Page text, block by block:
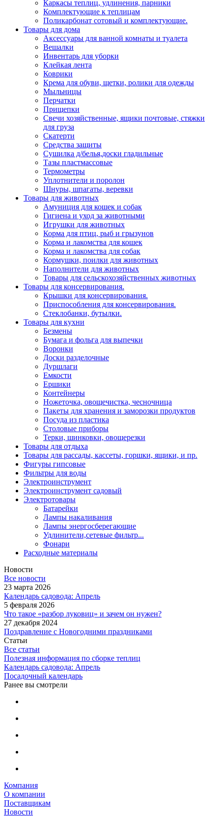
Каркасы теплиц, удлинения, парники
Комплектующие к теплицам
Поликарбонат сотовый и комплектующие.
Товары для дома
Аксессуары для ванной комнаты и туалета
Вешалки
Инвентарь для уборки
Клейкая лента
Коврики
Крема для обуви, щетки, ролики для одежды
Мыльницы
Перчатки
Прищепки
Свечи хозяйственные, ящики почтовые, стяжки
для груза
Скатерти
Средства защиты
Сушилка д/белья,доски гладильные
Тазы пластмассовые
Термометры
Уплотнители и поролон
Шнуры, шпагаты, веревки
Товары для животных
Амуниция для кошек и собак
Гигиена и уход за животными
Игрушки для животных
Корма для птиц, рыб и грызунов
Корма и лакомства для кошек
Корма и лакомства для собак
Кормушки, поилки для животных
Наполнители для животных
Товары для сельскохозяйственных животных
Товары для консервирования.
Крышки для консервирования.
Приспособления для консервирования.
Стеклобанки, бутылки.
Товары для кухни
Безмены
Бумага и фольга для выпечки
Воронки
Доски разделочные
Дуршлаги
Емкости
Ершики
Контейнеры
Ножеточка, овощечистка, чесночница
Пакеты для хранения и заморозки продуктов
Посуда из пластика
Столовые приборы
Терки, шинковки, овощерезки
Товары для отдыха
Товары для рассады, кассеты, горшки, ящики, и пр.
Фигуры гипсовые
Фильтры для воды
Электроинструмент
Электроинструмент садовый
Электротовары
Батарейки
Лампы накаливания
Лампы энергосберегающие
Удлинители,сетевые фильтр...
Фонари
Расходные материалы
Новости
Все новости
23 марта 2026
Календарь садовода: Апрель
5 февраля 2026
Что такое «разбор луковиц» и зачем он нужен?
27 декабря 2024
Поздравление с Новогодними праздниками
Статьи
Все статьи
Полезная информация по сборке теплиц
Календарь садовода: Апрель
Посадочный календарь
Ранее вы смотрели
Компания
О компании
Поставщикам
Новости